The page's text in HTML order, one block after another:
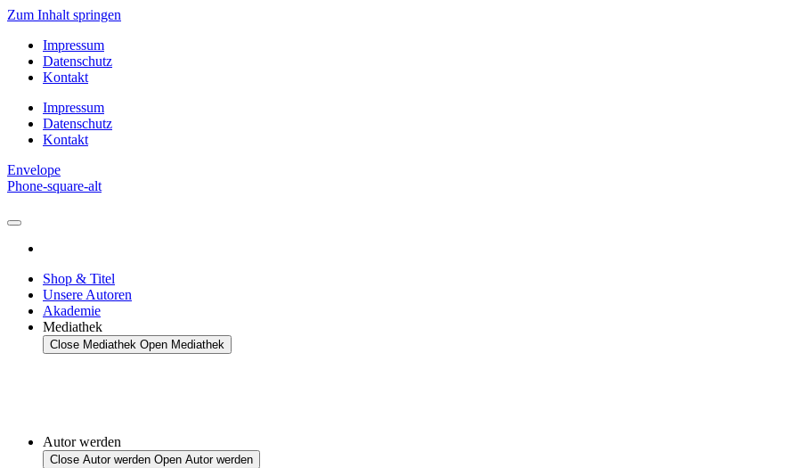
Zum Inhalt springen
Impressum
Datenschutz
Kontakt
Impressum
Datenschutz
Kontakt
Envelope
Phone-square-alt
Shop & Titel
Unsere Autoren
Akademie
Mediathek
Close Mediathek Open Mediathek
Autor werden
Close Autor werden Open Autor werden